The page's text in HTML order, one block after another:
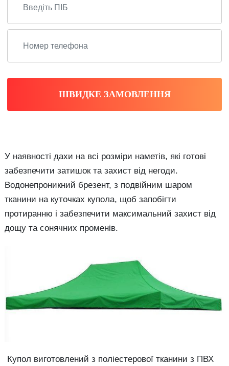
ШВИДКЕ ЗАМОВЛЕННЯ
У наявності дахи на всі розміри наметів, які готові
забезпечити затишок та захист від негоди.
Водонепроникний брезент, з подвійним шаром
тканини на куточках купола, щоб запобігти
протиранню і забезпечити максимальний захист від
дощу та сонячних променів.
Купол виготовлений з поліестерової тканини з ПВХ